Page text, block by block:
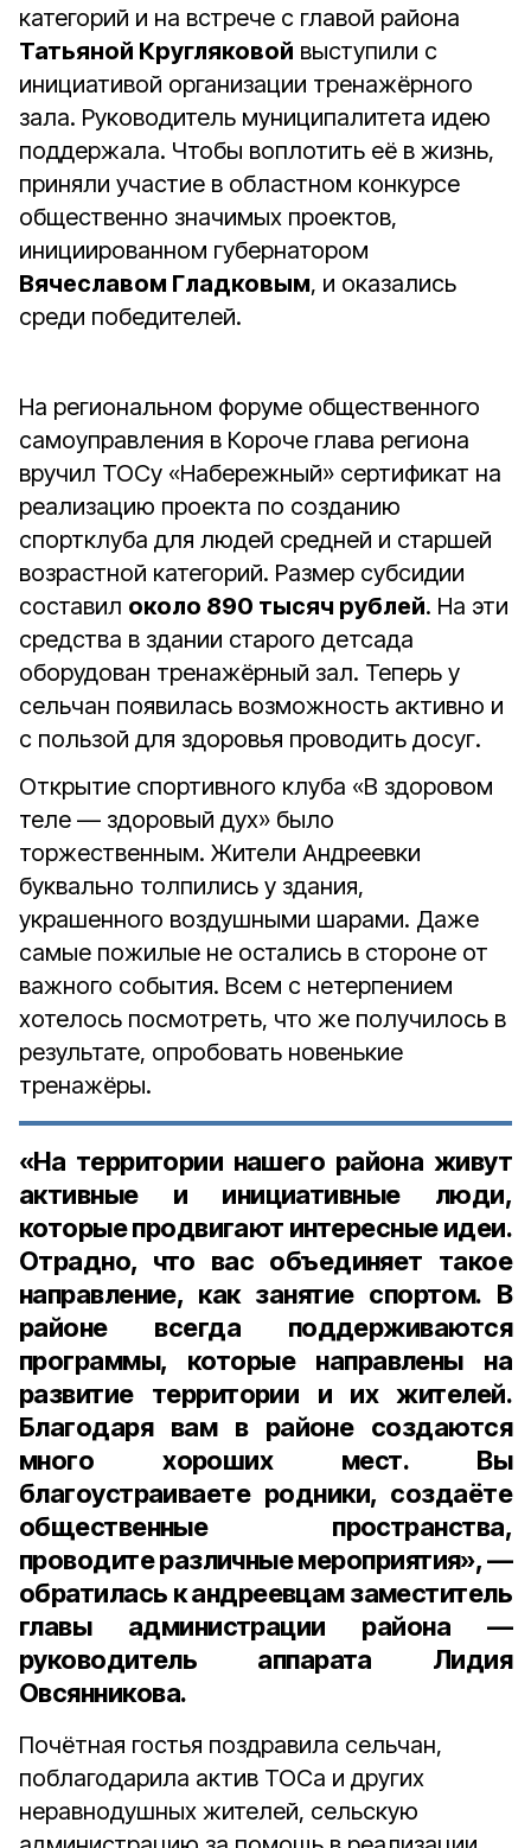
категорий и на встрече с главой района
Татьяной Кругляковой выступили с
инициативой организации тренажёрного
зала. Руководитель муниципалитета идею
поддержала. Чтобы воплотить её в жизнь,
приняли участие в областном конкурсе
общественно значимых проектов,
инициированном губернатором
Вячеславом Гладковым, и оказались
среди победителей.
На региональном форуме общественного
самоуправления в Короче глава региона
вручил ТОСу «Набережный» сертификат на
реализацию проекта по созданию
спортклуба для людей средней и старшей
возрастной категорий. Размер субсидии
составил около 890 тысяч рублей. На эти
средства в здании старого детсада
оборудован тренажёрный зал. Теперь у
сельчан появилась возможность активно и
с пользой для здоровья проводить досуг.
Открытие спортивного клуба «В здоровом
теле — здоровый дух» было
торжественным. Жители Андреевки
буквально толпились у здания,
украшенного воздушными шарами. Даже
самые пожилые не остались в стороне от
важного события. Всем с нетерпением
хотелось посмотреть, что же получилось в
результате, опробовать новенькие
тренажёры.
«На территории нашего района живут
активные и инициативные люди,
которые продвигают интересные идеи.
Отрадно, что вас объединяет такое
направление, как занятие спортом. В
районе всегда поддерживаются
программы, которые направлены на
развитие территории и их жителей.
Благодаря вам в районе создаются
много хороших мест. Вы
благоустраиваете родники, создаёте
общественные пространства,
проводите различные мероприятия», —
обратилась к андреевцам заместитель
главы администрации района —
руководитель аппарата Лидия
Овсянникова.
Почётная гостья поздравила сельчан,
поблагодарила актив ТОСа и других
неравнодушных жителей, сельскую